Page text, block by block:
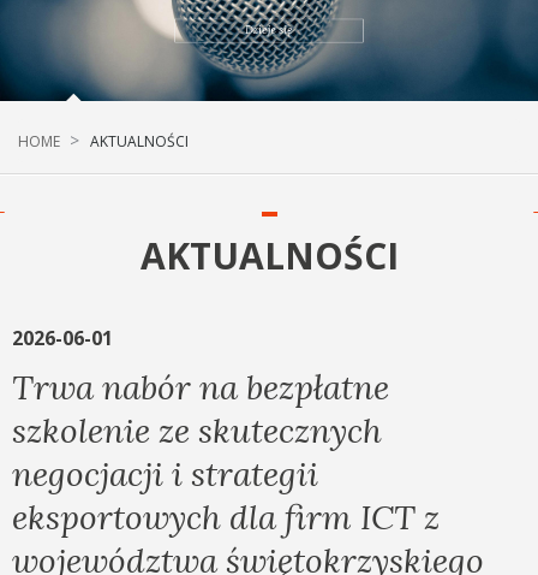
HOME AKTUALNOŚCI
AKTUALNOŚCI
2026-06-01
Trwa nabór na bezpłatne
szkolenie ze skutecznych
negocjacji i strategii
eksportowych dla firm ICT z
województwa świętokrzyskiego